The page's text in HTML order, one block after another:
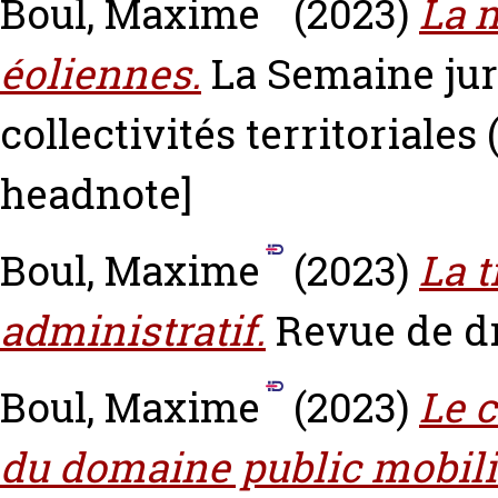
Boul, Maxime (2023) La
éoliennes. La Semaine
collectivités territoriales
headnote]
Boul, Maxime
(2023) La
administratif. Revue de
Boul, Maxime
(2023) Le
du domaine public